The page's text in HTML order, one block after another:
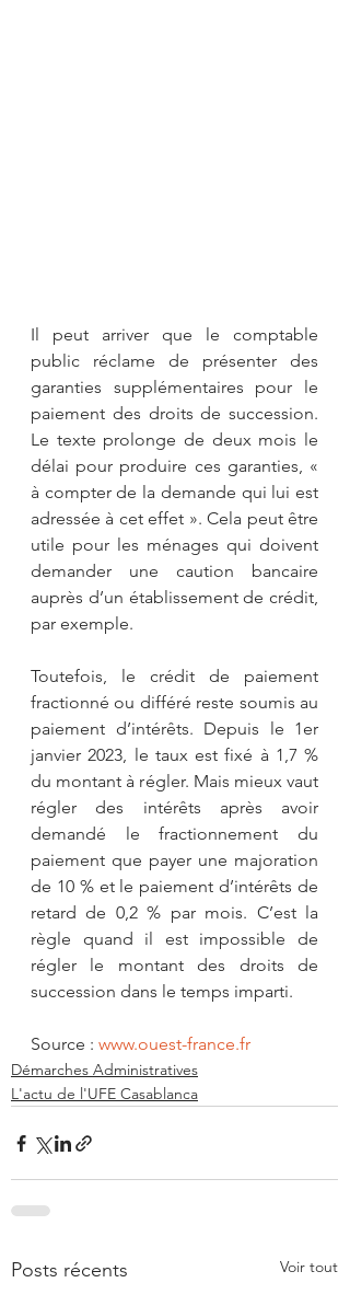
Il peut arriver que le comptable
public réclame de présenter des
garanties supplémentaires pour le
paiement des droits de succession.
Le texte prolonge de deux mois le
délai pour produire ces garanties, «
à compter de la demande qui lui est
adressée à cet effet ». Cela peut être
utile pour les ménages qui doivent
demander une caution bancaire
auprès d’un établissement de crédit,
par exemple.
Toutefois, le crédit de paiement
fractionné ou différé reste soumis au
paiement d’intérêts. Depuis le 1er
janvier 2023, le taux est fixé à 1,7 %
du montant à régler. Mais mieux vaut
régler des intérêts après avoir
demandé le fractionnement du
paiement que payer une majoration
de 10 % et le paiement d’intérêts de
retard de 0,2 % par mois. C’est la
règle quand il est impossible de
régler le montant des droits de
succession dans le temps imparti.
Source : www.ouest-france.fr
Démarches Administratives
L'actu de l'UFE Casablanca
Posts récents Voir tout